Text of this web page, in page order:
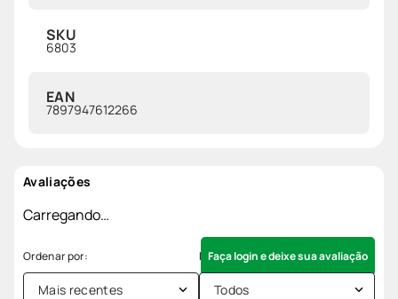
SKU
6803
EAN
7897947612266
Avaliações
Carregando…
Faça login e deixe sua avaliação
Mais recentes Todos